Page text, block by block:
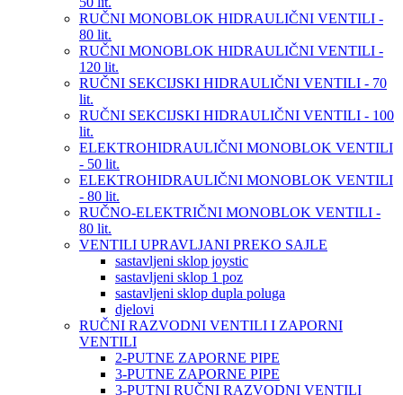
RUČNI MONOBLOK HIDRAULIČNI VENTILI -
80 lit.
RUČNI MONOBLOK HIDRAULIČNI VENTILI -
120 lit.
RUČNI SEKCIJSKI HIDRAULIČNI VENTILI - 70
lit.
RUČNI SEKCIJSKI HIDRAULIČNI VENTILI - 100
lit.
ELEKTROHIDRAULIČNI MONOBLOK VENTILI
- 50 lit.
ELEKTROHIDRAULIČNI MONOBLOK VENTILI
- 80 lit.
RUČNO-ELEKTRIČNI MONOBLOK VENTILI -
80 lit.
VENTILI UPRAVLJANI PREKO SAJLE
sastavljeni sklop joystic
sastavljeni sklop 1 poz
sastavljeni sklop dupla poluga
djelovi
RUČNI RAZVODNI VENTILI I ZAPORNI
VENTILI
2-PUTNE ZAPORNE PIPE
3-PUTNE ZAPORNE PIPE
3-PUTNI RUČNI RAZVODNI VENTILI